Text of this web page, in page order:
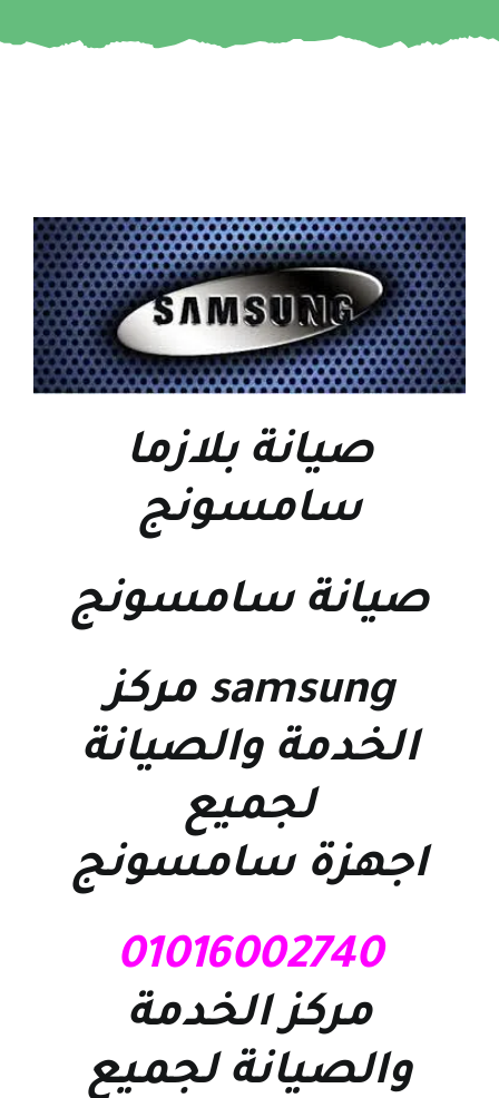
صيانة بلازما
سامسونج
صيانة سامسونج
samsung مركز
الخدمة والصيانة
لجميع
اجهزة سامسونج
01016002740
مركز الخدمة
والصيانة لجميع